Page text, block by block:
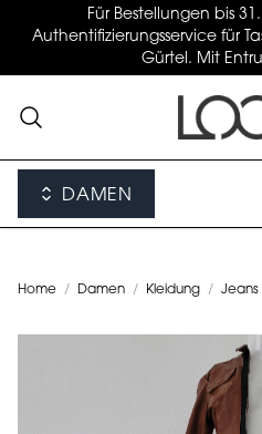
Für Bestellungen bis
Authentifizierungsservice für
Gürtel. Mit
DAMEN
Home / Damen / Kleidung / Jeans